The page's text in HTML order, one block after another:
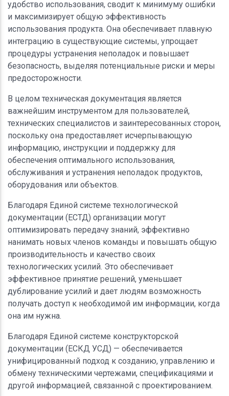
удобство использования, сводит к минимуму ошибки
и максимизирует общую эффективность
использования продукта. Она обеспечивает плавную
интеграцию в существующие системы, упрощает
процедуры устранения неполадок и повышает
безопасность, выделяя потенциальные риски и меры
предосторожности.
В целом техническая документация является
важнейшим инструментом для пользователей,
технических специалистов и заинтересованных сторон,
поскольку она предоставляет исчерпывающую
информацию, инструкции и поддержку для
обеспечения оптимального использования,
обслуживания и устранения неполадок продуктов,
оборудования или объектов.
Благодаря Единой системе технологической
документации (ЕСТД) организации могут
оптимизировать передачу знаний, эффективно
нанимать новых членов команды и повышать общую
производительность и качество своих
технологических усилий. Это обеспечивает
эффективное принятие решений, уменьшает
дублирование усилий и дает людям возможность
получать доступ к необходимой им информации, когда
она им нужна.
Благодаря Единой системе конструкторской
документации (ЕСКД УСД) — обеспечивается
унифицированный подход к созданию, управлению и
обмену техническими чертежами, спецификациями и
другой информацией, связанной с проектированием.